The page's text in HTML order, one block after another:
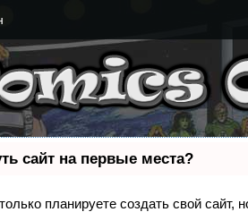
сайт на первые места?
планируете создать свой сайт,